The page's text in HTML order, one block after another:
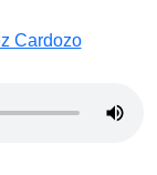
Cardozo